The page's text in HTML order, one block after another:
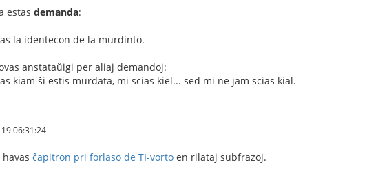
estas demanda:
la identecon de la murdinto.
anstataŭigi per aliaj demandoj:
kiam ŝi estis murdata, mi scias kiel... sed mi ne jam scias kial.
06:31:24
havas ĉapitron pri forlaso de TI-vorto en rilataj subfrazoj.